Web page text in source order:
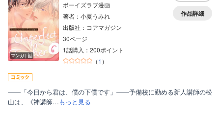
マンガ｜話
ボーイズラブ漫画
著者：小夏うみれ
出版社：コアマガジン
30ページ
1話購入：200ポイント
（1 ）
作品詳細
――「今日から君は、僕の下僕です」――予備校に勤める新人講師の松
山は、《神講師…もっと見る